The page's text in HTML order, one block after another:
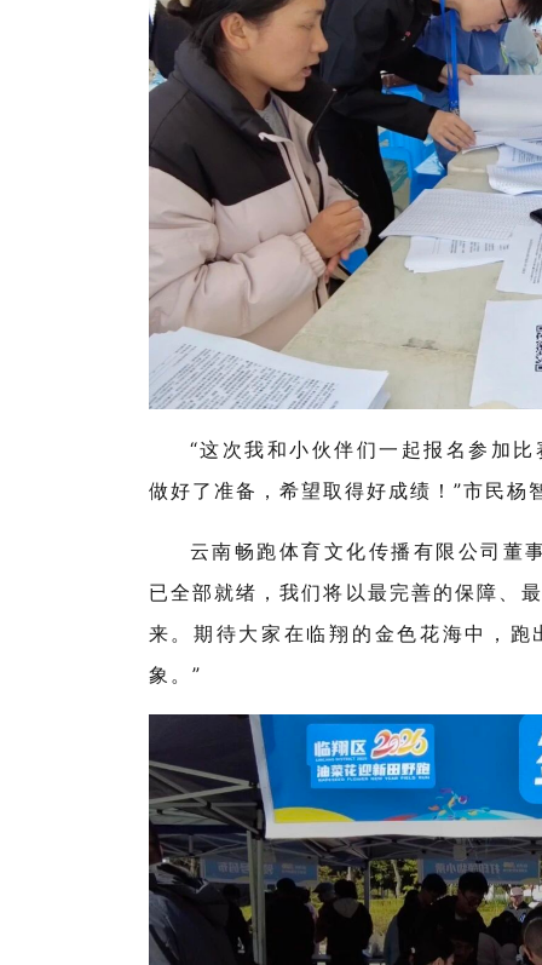
“这次我和小伙伴们一起报名参加
做好了准备， 希望取得好成绩！ ”市民杨
云南畅跑体育文化传播有限公司董
已全部就绪，我们将以最完善的保障、
来。期待大家在临翔的金色花海中，
象 。”